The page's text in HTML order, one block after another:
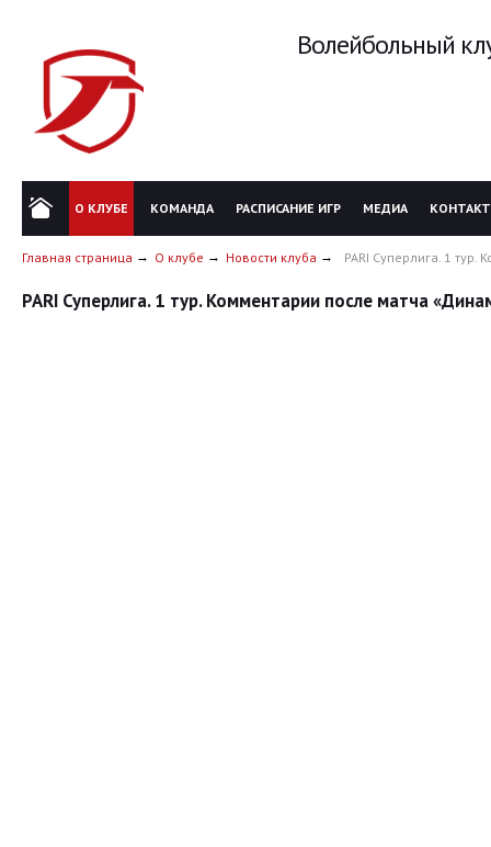
Волейбольный
О КЛУБЕ КОМАНДА РАСПИСАНИЕ ИГР МЕДИА
Главная страница О клубе Новости клуба PARI Суперлига. 1
PARI Суперлига. 1 тур. Комментарии после матча